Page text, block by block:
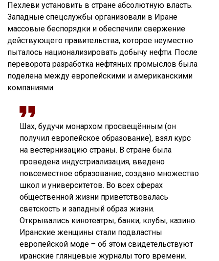
Пехлеви установить в стране абсолютную власть.
Западные спецслужбы организовали в Иране
массовые беспорядки и обеспечили свержение
действующего правительства, которое неуместно
пыталось национализировать добычу нефти. После
переворота разработка нефтяных промыслов была
поделена между европейскими и американскими
компаниями.
Шах, будучи монархом просвещённым (он
получил европейское образование), взял курс
на вестернизацию страны. В стране была
проведена индустриализация, введено
повсеместное образование, создано множество
школ и университетов. Во всех сферах
общественной жизни приветствовалась
светскость и западный образ жизни.
Открывались кинотеатры, банки, клубы, казино.
Иранские женщины стали подвластны
европейской моде – об этом свидетельствуют
иранские глянцевые журналы того времени.